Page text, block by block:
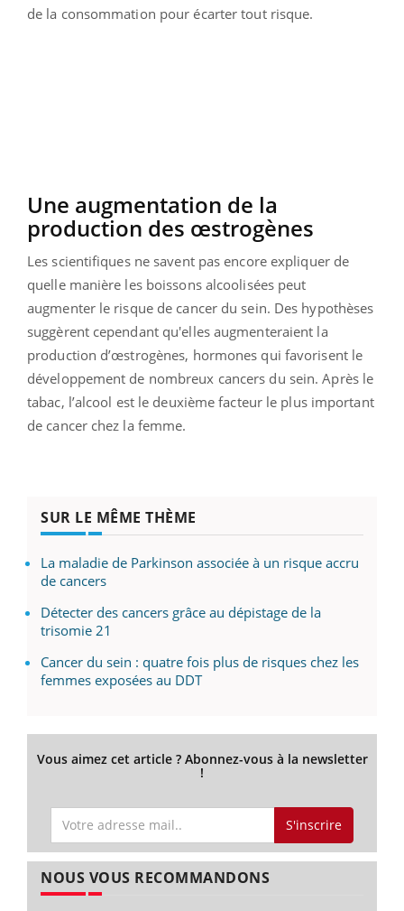
de la consommation pour écarter tout risque.
Une augmentation de la
production des œstrogènes
Les scientifiques ne savent pas encore expliquer de
quelle manière les boissons alcoolisées peut
augmenter le risque de cancer du sein. Des hypothèses
suggèrent cependant qu'elles augmenteraient la
production d’œstrogènes, hormones qui favorisent le
développement de nombreux cancers du sein. Après le
tabac, l’alcool est le deuxième facteur le plus important
de cancer chez la femme.
SUR LE MÊME THÈME
La maladie de Parkinson associée à un risque accru
de cancers
Détecter des cancers grâce au dépistage de la
trisomie 21
Cancer du sein : quatre fois plus de risques chez les
femmes exposées au DDT
Vous aimez cet article ? Abonnez-vous à la newsletter
!
S'inscrire
NOUS VOUS RECOMMANDONS